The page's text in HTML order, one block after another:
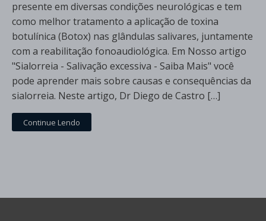
presente em diversas condições neurológicas e tem
como melhor tratamento a aplicação de toxina
botulínica (Botox) nas glândulas salivares, juntamente
com a reabilitação fonoaudiológica. Em Nosso artigo
"Sialorreia - Salivação excessiva - Saiba Mais" você
pode aprender mais sobre causas e consequências da
sialorreia. Neste artigo, Dr Diego de Castro […]
Continue Lendo